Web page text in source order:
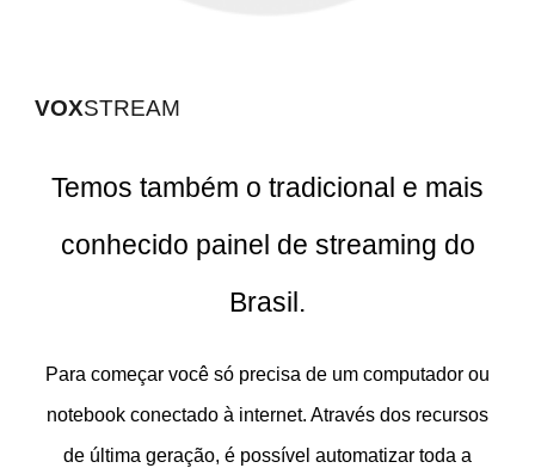
VOXSTREAM
Temos também o tradicional e mais
conhecido painel de streaming do
Brasil.
Para começar você só precisa de um computador ou
notebook conectado à internet. Através dos recursos
de última geração, é possível automatizar toda a